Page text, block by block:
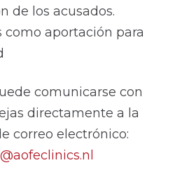
de los acusados.
como aportación para
comunicarse con
directamente a la
correo electrónico: